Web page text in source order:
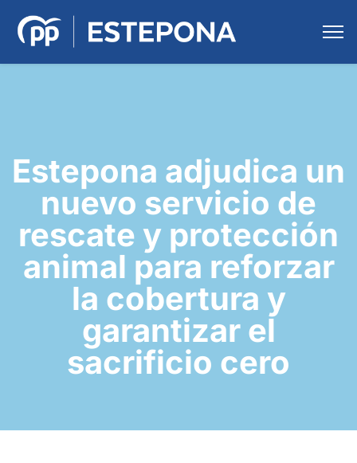
Estepona adjudica un
nuevo servicio de
rescate y protección
animal para reforzar
la cobertura y
garantizar el
sacrificio cero